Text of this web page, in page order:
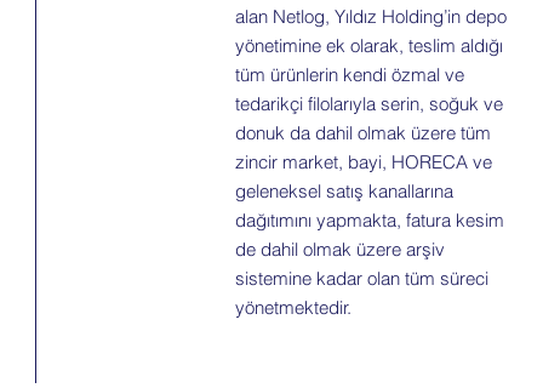
alan Netlog, Yıldız Holding’in depo
yönetimine ek olarak, teslim aldığı
tüm ürünlerin kendi özmal ve
tedarikçi filolarıyla serin, soğuk ve
donuk da dahil olmak üzere tüm
zincir market, bayi, HORECA ve
geleneksel satış kanallarına
dağıtımını yapmakta, fatura kesim
de dahil olmak üzere arşiv
sistemine kadar olan tüm süreci
yönetmektedir.